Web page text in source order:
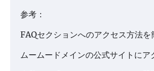
参考：
FAQセクションへのアクセス方法を
ムームードメインの公式サイトにア